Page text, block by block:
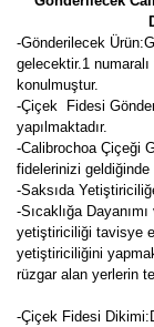
-Gönderilecek
gelecektir.1
konulmuştur.
-Çiçek Fidesi
yapılmaktadır.
-Calibrochoa Çiçeği
fidelerinizi geldiğinde
-Saksıda
-Sıcaklığa
yetiştiriciliği tavisye
yetiştiriciliğini
rüzgar alan yerlerin
-Çiçek Fidesi Dikimi: